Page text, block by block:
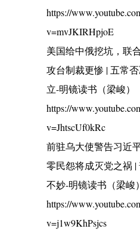
https://
v=mvJKIRHpjoE
美国给中俄挖坑，联
攻台制裁更惨 | 五常
立-明镜读书（梁峻）
https://
v=JhtscUf0kRc
前驻乌大使警告习近
零民怨将成灭党之祸
不妙-明镜读书（梁峻）
https://
v=j1w9KhPsjcs